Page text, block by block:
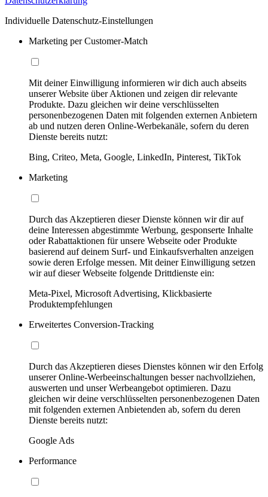
Individuelle Datenschutz-Einstellungen
Marketing per Customer-Match
Mit deiner Einwilligung informieren wir dich auch abseits
unserer Website über Aktionen und zeigen dir relevante
Produkte. Dazu gleichen wir deine verschlüsselten
personenbezogenen Daten mit folgenden externen Anbietern
ab und nutzen deren Online-Werbekanäle, sofern du deren
Dienste bereits nutzt:
Bing, Criteo, Meta, Google, LinkedIn, Pinterest, TikTok
Marketing
Durch das Akzeptieren dieser Dienste können wir dir auf
deine Interessen abgestimmte Werbung, gesponserte Inhalte
oder Rabattaktionen für unsere Webseite oder Produkte
basierend auf deinem Surf- und Einkaufsverhalten anzeigen
sowie deren Erfolge messen. Mit deiner Einwilligung setzen
wir auf dieser Webseite folgende Drittdienste ein:
Meta-Pixel, Microsoft Advertising, Klickbasierte
Produktempfehlungen
Erweitertes Conversion-Tracking
Durch das Akzeptieren dieses Dienstes können wir den Erfolg
unserer Online-Werbeeinschaltungen besser nachvollziehen,
auswerten und unser Werbeangebot optimieren. Dazu
gleichen wir deine verschlüsselten personenbezogenen Daten
mit folgenden externen Anbietenden ab, sofern du deren
Dienste bereits nutzt:
Google Ads
Performance